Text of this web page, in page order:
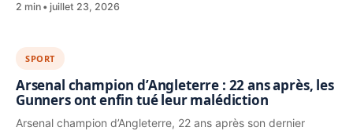
2 min juillet 23, 2026
SPORT
Arsenal champion d’Angleterre : 22 ans après, les
Gunners ont enfin tué leur malédiction
Arsenal champion d’Angleterre, 22 ans après son dernier